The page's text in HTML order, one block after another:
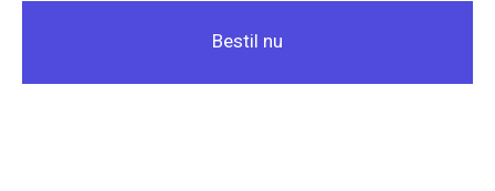
Bestil nu